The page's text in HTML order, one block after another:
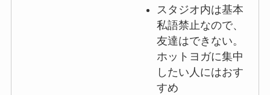
スタジオ内は基本
私語禁止なので、
友達はできない。
ホットヨガに集中
したい人にはおす
すめ